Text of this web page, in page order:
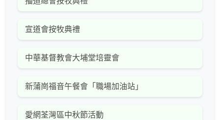
宣道會按牧典禮
中華基督教會大埔堂培靈會
新蒲崗福音午餐會「職場加油站」
愛網荃灣區中秋節活動